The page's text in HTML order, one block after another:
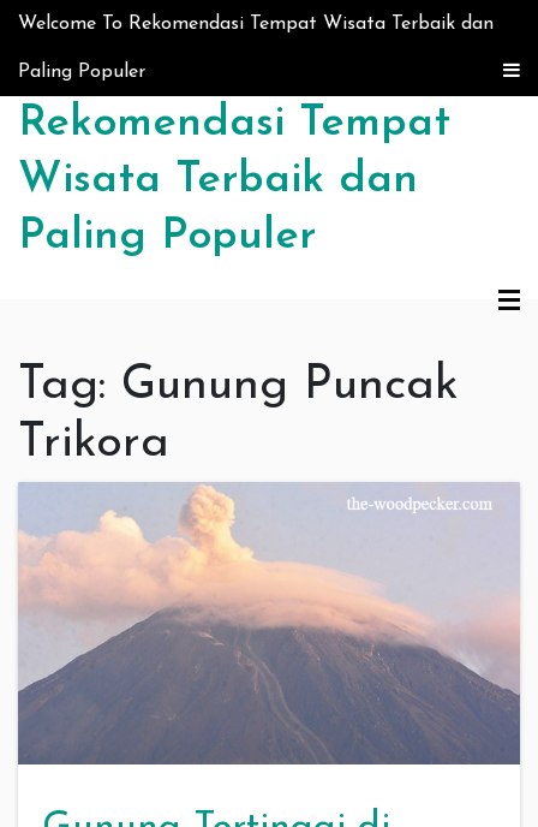
Skip to content
Welcome To Rekomendasi Tempat Wisata Terbaik dan
Paling Populer
Rekomendasi Tempat
Wisata Terbaik dan
Paling Populer
Tag: Gunung Puncak
Trikora